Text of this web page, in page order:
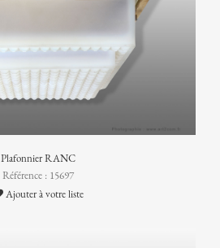
Plafonnier RANC
Référence : 15697
Ajouter à votre liste